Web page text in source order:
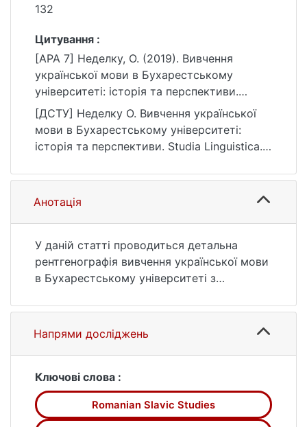
132
Цитування :
[APA 7] Неделку, О. (2019). Вивчення
української мови в Бухарестському
університеті: історія та перспективи.
Studia Linguistica, (14), 118–132.
https://doi.org/10.17721/StudLing2019.14.118-
132
[ДСТУ] Неделку О. Вивчення української
мови в Бухарестському університеті:
історія та перспективи. Studia Linguistica.
10.17721/StudLing2019.14.118-132 (дата
звернення: 25.07.2026).
Анотація
У даній статті проводиться детальна
рентгенографія вивчення української мови
в Бухарестському університеті з
Румуно-українські відносини в цілому,
будь то на політичному,
адміністративному або навіть
розвивалися на основі і в контексті
культурних відносин. Уже більше трьох
десятків років академічними інститутами
Напрями досліджень
Ключові слова :
Romanian Slavic Studies